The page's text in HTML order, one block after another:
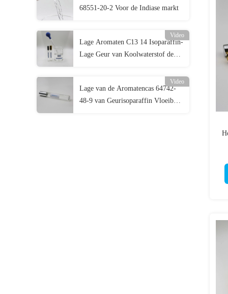
68551-20-2 Voor de Indiase markt
Video
Lage Aromaten C13 14 Isoparaffin-
Lage Geur van Koolwaterstof de
Video
Lage van de Aromatencas 64742-
48-9 van Geurisoparaffin Vloeibare